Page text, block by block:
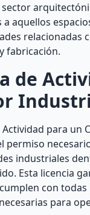
aquellos
relacionadas
fabricación.
de
Actividad para un
permiso
industriales
Esta licencia
con
para